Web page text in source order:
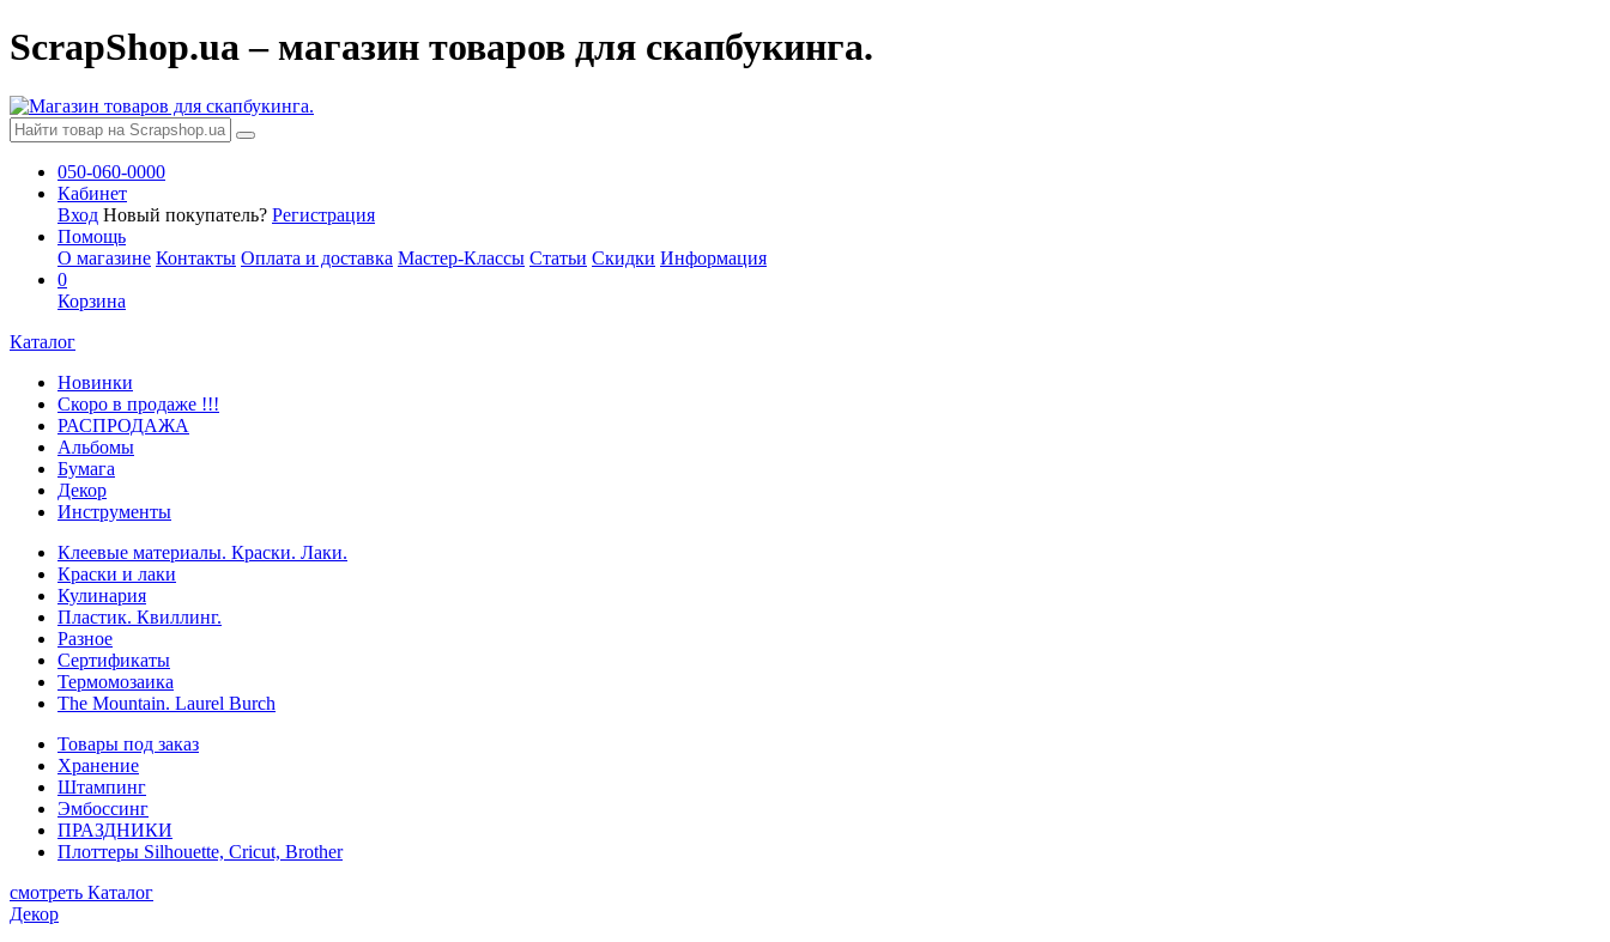
ScrapShop.ua – магазин товаров для скапбукинга.
050-060-0000
Кабинет
Вход Новый покупатель? Регистрация
Помощь
О магазине Контакты Оплата и доставка Мастер-Классы Статьи Скидки Информация
0
Корзина
Каталог
Новинки
Скоро в продаже !!!
РАСПРОДАЖА
Альбомы
Бумага
Декор
Инструменты
Клеевые материалы. Краски. Лаки.
Краски и лаки
Кулинария
Пластик. Квиллинг.
Разное
Сертификаты
Термомозаика
The Mountain. Laurel Burch
Товары под заказ
Хранение
Штампинг
Эмбоссинг
ПРАЗДНИКИ
Плоттеры Silhouette, Cricut, Brother
смотреть Каталог
Декор